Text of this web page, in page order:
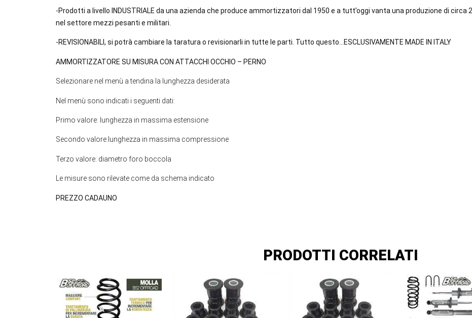
-Prodotti a livello INDUSTRIALE da una azienda che produce ammortizzatori dal 1950 e a tutt’oggi vanta una produzione di
nel settore mezzi pesanti e militari.
-REVISIONABILI, si potrà cambiare la taratura o revisionarli in tutte le parti. Tutto questo…ESCLUSIVAMENTE MADE IN ITALY
AMMORTIZZATORE SU MISURA CON ATTACCHI OCCHIO – PERNO
Selezionare nel menù a tendina la lunghezza desiderata
Nel menù sono indicati i seguenti dati:
Primo valore: lunghezza in massima estensione
Secondo valore:lunghezza in massima compressione
Terzo valore: diametro foro boccola
Le misure sono rilevate come da schema indicato
PREZZO CADAUNO
PRODOTTI CORRELATI